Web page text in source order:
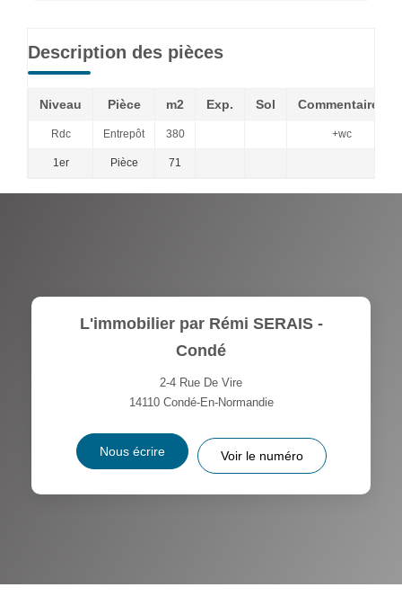
Description des pièces
Niveau Pièce m2 Exp. Sol Commentaires
Rdc Entrepôt 380 +wc
1er Pièce 71
L'immobilier par Rémi SERAIS -
Condé
2-4 Rue De Vire
14110 Condé-En-Normandie
Nous écrire Voir le numéro